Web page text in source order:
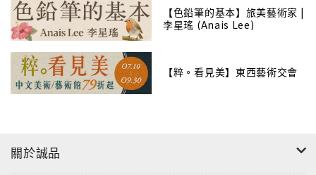
很多人都覺得自己不會畫，但其實並沒有你想的困難，
筆甚至是樹枝、免洗筷都可以拿來畫畫；從簡單的黑白
鉛筆素描到旅遊彩色繪圖，甚至還能將作品變成卡片、
【色鉛筆的基本】旅美藝術家 |
李星瑤 (Anais Lee)
【粹。看見美】東西藝術交會
關於誠品